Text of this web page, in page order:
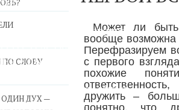
МОЛИТВА
И СТАРЧЕСТВО
СО СТРАСТЯМИ
В ДОМЕ
ЗЕМНОГО СЧАСТЬЯ
СУПРУЖЕСТВО
СЛОВУ
ДУХ —
Может ли
вообще
Перефразируем
с первого
похожие
дружить –
понятно, что